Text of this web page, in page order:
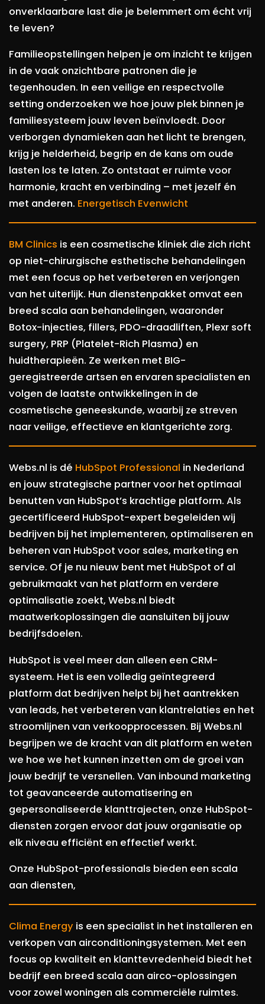
onverklaarbare last die je belemmert om écht vrij
te leven?
Familieopstellingen helpen je om inzicht te krijgen
in de vaak onzichtbare patronen die je
tegenhouden. In een veilige en respectvolle
setting onderzoeken we hoe jouw plek binnen je
familiesysteem jouw leven beïnvloedt. Door
verborgen dynamieken aan het licht te brengen,
krijg je helderheid, begrip en de kans om oude
lasten los te laten. Zo ontstaat er ruimte voor
harmonie, kracht en verbinding – met jezelf én
met anderen. Energetisch Evenwicht
BM Clinics is een cosmetische kliniek die zich richt
op niet-chirurgische esthetische behandelingen
met een focus op het verbeteren en verjongen
van het uiterlijk. Hun dienstenpakket omvat een
breed scala aan behandelingen, waaronder
Botox-injecties, fillers, PDO-draadliften, Plexr soft
surgery, PRP (Platelet-Rich Plasma) en
huidtherapieën. Ze werken met BIG-
geregistreerde artsen en ervaren specialisten en
volgen de laatste ontwikkelingen in de
cosmetische geneeskunde, waarbij ze streven
naar veilige, effectieve en klantgerichte zorg.
Webs.nl is dé HubSpot Professional in Nederland
en jouw strategische partner voor het optimaal
benutten van HubSpot’s krachtige platform. Als
gecertificeerd HubSpot-expert begeleiden wij
bedrijven bij het implementeren, optimaliseren en
beheren van HubSpot voor sales, marketing en
service. Of je nu nieuw bent met HubSpot of al
gebruikmaakt van het platform en verdere
optimalisatie zoekt, Webs.nl biedt
maatwerkoplossingen die aansluiten bij jouw
bedrijfsdoelen.
HubSpot is veel meer dan alleen een CRM-
systeem. Het is een volledig geïntegreerd
platform dat bedrijven helpt bij het aantrekken
van leads, het verbeteren van klantrelaties en het
stroomlijnen van verkoopprocessen. Bij Webs.nl
begrijpen we de kracht van dit platform en weten
we hoe we het kunnen inzetten om de groei van
jouw bedrijf te versnellen. Van inbound marketing
tot geavanceerde automatisering en
gepersonaliseerde klanttrajecten, onze HubSpot-
diensten zorgen ervoor dat jouw organisatie op
elk niveau efficiënt en effectief werkt.
Onze HubSpot-professionals bieden een scala
aan diensten,
Clima Energy is een specialist in het installeren en
verkopen van airconditioningsystemen. Met een
focus op kwaliteit en klanttevredenheid biedt het
bedrijf een breed scala aan airco-oplossingen
voor zowel woningen als commerciële ruimtes.